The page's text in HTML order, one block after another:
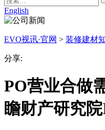
English
EVO视讯·官网 > 装修建材
分享:
PO营业合做
瞻财产研究